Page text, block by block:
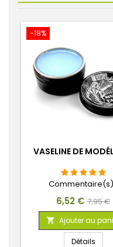
-18%
VASELINE DE
Prix
6,52 € Prix
de
base
7,95 €
 Ajouter au
Détails